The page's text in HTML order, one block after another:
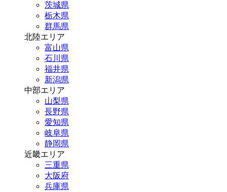
茨城県
栃木県
群馬県
北陸エリア
富山県
石川県
福井県
新潟県
中部エリア
山梨県
長野県
愛知県
岐阜県
静岡県
近畿エリア
三重県
大阪府
兵庫県